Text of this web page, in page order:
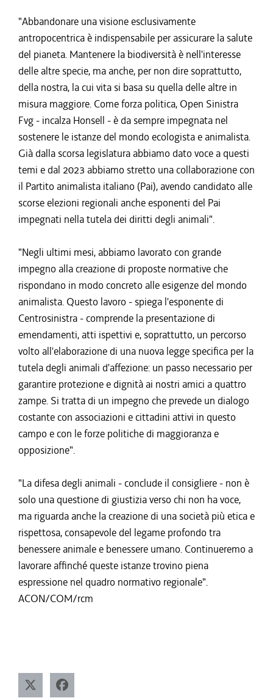
"Abbandonare una visione esclusivamente
antropocentrica è indispensabile per assicurare la salute
del pianeta. Mantenere la biodiversità è nell'interesse
delle altre specie, ma anche, per non dire soprattutto,
della nostra, la cui vita si basa su quella delle altre in
misura maggiore. Come forza politica, Open Sinistra
Fvg - incalza Honsell - è da sempre impegnata nel
sostenere le istanze del mondo ecologista e animalista.
Già dalla scorsa legislatura abbiamo dato voce a questi
temi e dal 2023 abbiamo stretto una collaborazione con
il Partito animalista italiano (Pai), avendo candidato alle
scorse elezioni regionali anche esponenti del Pai
impegnati nella tutela dei diritti degli animali".
"Negli ultimi mesi, abbiamo lavorato con grande
impegno alla creazione di proposte normative che
rispondano in modo concreto alle esigenze del mondo
animalista. Questo lavoro - spiega l'esponente di
Centrosinistra - comprende la presentazione di
emendamenti, atti ispettivi e, soprattutto, un percorso
volto all'elaborazione di una nuova legge specifica per la
tutela degli animali d'affezione: un passo necessario per
garantire protezione e dignità ai nostri amici a quattro
zampe. Si tratta di un impegno che prevede un dialogo
costante con associazioni e cittadini attivi in questo
campo e con le forze politiche di maggioranza e
opposizione".
"La difesa degli animali - conclude il consigliere - non è
solo una questione di giustizia verso chi non ha voce,
ma riguarda anche la creazione di una società più etica e
rispettosa, consapevole del legame profondo tra
benessere animale e benessere umano. Continueremo a
lavorare affinché queste istanze trovino piena
espressione nel quadro normativo regionale".
ACON/COM/rcm